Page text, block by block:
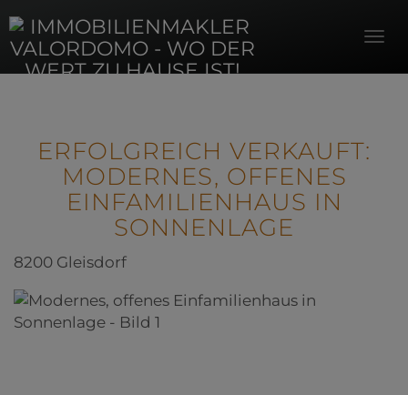
ERFOLGREICH VERKAUFT:
MODERNES, OFFENES
EINFAMILIENHAUS IN
SONNENLAGE
8200 Gleisdorf